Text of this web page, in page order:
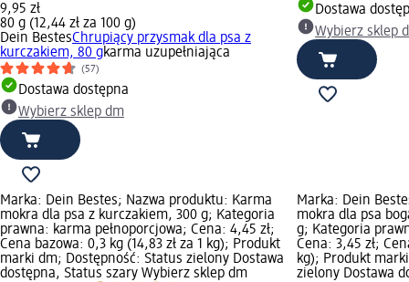
9,95 zł
80 g (12,44 zł za 100 g)
Dein BestesChrupiący przysmak dla psa z
kurczakiem, 80 gkarma uzupełniająca
(57)
Dostawa dostępna
Wybierz sklep dm
Dostawa
Wybierz sklep
Marka: Dein Bestes; Nazwa produktu: Karma
mokra dla psa z kurczakiem, 300 g; Kategoria
prawna: karma pełnoporcjowa; Cena: 4,45 zł;
Cena bazowa: 0,3 kg (14,83 zł za 1 kg); Produkt
marki dm; Dostępność: Status zielony Dostawa
dostępna, Status szary Wybierz sklep dm
Marka: Dein
mokra dla psa
g; Kategoria
Cena: 3,45 zł;
kg); Produkt
zielony Dostawa